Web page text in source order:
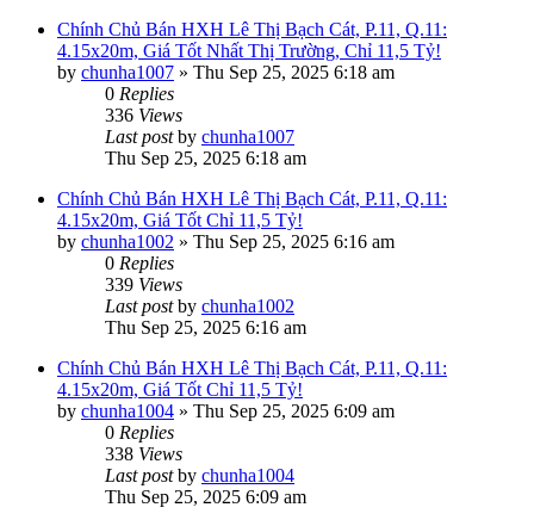
Chính Chủ Bán HXH Lê Thị Bạch Cát, P.11, Q.11:
4.15x20m, Giá Tốt Nhất Thị Trường, Chỉ 11,5 Tỷ!
by chunha1007 » Thu Sep 25, 2025 6:18 am
0 Replies
336 Views
Last postby chunha1007
Thu Sep 25, 2025 6:18 am
Chính Chủ Bán HXH Lê Thị Bạch Cát, P.11, Q.11:
4.15x20m, Giá Tốt Chỉ 11,5 Tỷ!
by chunha1002 » Thu Sep 25, 2025 6:16 am
0 Replies
339 Views
Last postby chunha1002
Thu Sep 25, 2025 6:16 am
Chính Chủ Bán HXH Lê Thị Bạch Cát, P.11, Q.11:
4.15x20m, Giá Tốt Chỉ 11,5 Tỷ!
by chunha1004 » Thu Sep 25, 2025 6:09 am
0 Replies
338 Views
Last postby chunha1004
Thu Sep 25, 2025 6:09 am